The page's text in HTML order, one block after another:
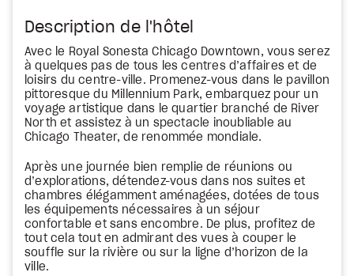
Description de l'hôtel
Avec le Royal Sonesta Chicago Downtown, vous serez
à quelques pas de tous les centres d’affaires et de
loisirs du centre-ville. Promenez-vous dans le pavillon
pittoresque du Millennium Park, embarquez pour un
voyage artistique dans le quartier branché de River
North et assistez à un spectacle inoubliable au
Chicago Theater, de renommée mondiale.
Après une journée bien remplie de réunions ou
d’explorations, détendez-vous dans nos suites et
chambres élégamment aménagées, dotées de tous
les équipements nécessaires à un séjour
confortable et sans encombre. De plus, profitez de
tout cela tout en admirant des vues à couper le
souffle sur la rivière ou sur la ligne d’horizon de la
ville.